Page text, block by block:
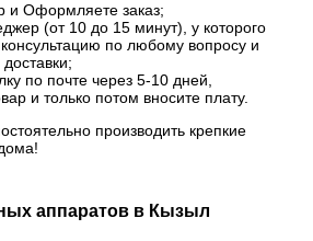
и Оформляете заказ;
(от 10 до 15 минут), у которого
по любому вопросу и
по почте через 5-10 дней,
и только потом вносите плату.
производить крепкие
аппаратов в Кызыл